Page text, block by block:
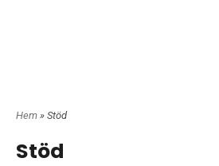
Hem » Stöd
Stöd